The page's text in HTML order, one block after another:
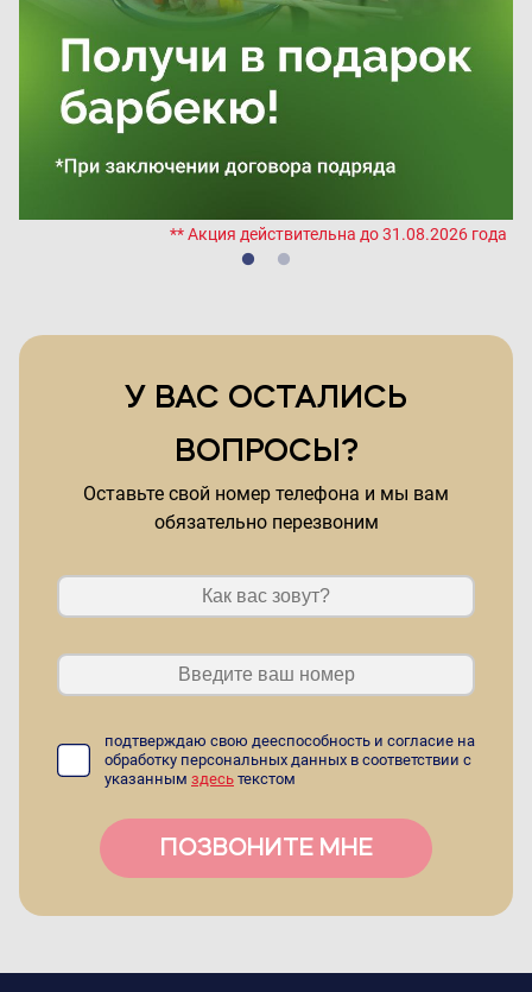
** Акция действительна до 31.08.2026 года
У ВАС ОСТАЛИСЬ
ВОПРОСЫ?
Оставьте свой номер телефона и мы вам
обязательно перезвоним
подтверждаю свою дееспособность и согласие на
обработку персональных данных в соответствии с
указанным здесь текстом
ПОЗВОНИТЕ МНЕ